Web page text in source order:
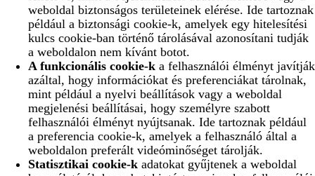
weboldal biztonságos területeinek elérése. Ide tartoznak
például a biztonsági cookie-k, amelyek egy hitelesítési
kulcs cookie-ban történő tárolásával azonosítani tudják
a weboldalon nem kívánt botot.
A funkcionális cookie-k a felhasználói élményt javítják
azáltal, hogy információkat és preferenciákat tárolnak,
mint például a nyelvi beállítások vagy a weboldal
megjelenési beállításai, hogy személyre szabott
felhasználói élményt nyújtsanak. Ide tartoznak például
a preferencia cookie-k, amelyek a felhasználó által a
weboldalon preferált videóminőséget tárolják.
Statisztikai cookie-k adatokat gyűjtenek a weboldal